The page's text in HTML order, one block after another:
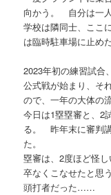
向かう。 自分は一
学校は隣同士、ここ
は臨時駐車場に止め
2023年初の練習試合
公式戦が始まり、そ
ので、一年の大体の
今日は1塁塁審と、2
る。 昨年末に審判
た。
塁審は、2度ほど怪し
卒なくこなせたと思
頭打者だった……